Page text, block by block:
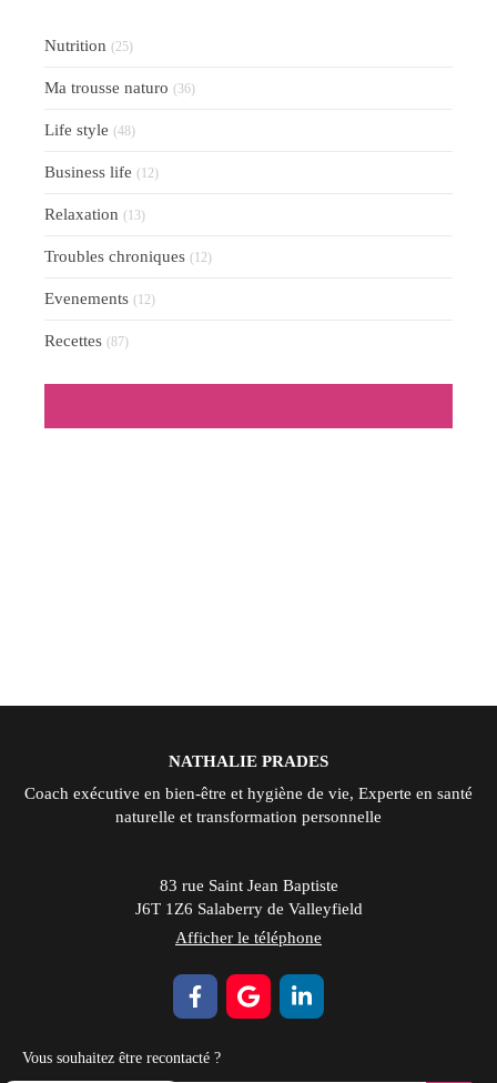
Nutrition (25)
Ma trousse naturo (36)
Life style (48)
Business life (12)
Relaxation (13)
Troubles chroniques (12)
Evenements (12)
Recettes (87)
NATHALIE PRADES
Coach exécutive en bien-être et hygiène de vie, Experte en santé
naturelle et transformation personnelle
83 rue Saint Jean Baptiste
J6T 1Z6 Salaberry de Valleyfield
Afficher le téléphone
Vous souhaitez être recontacté ?